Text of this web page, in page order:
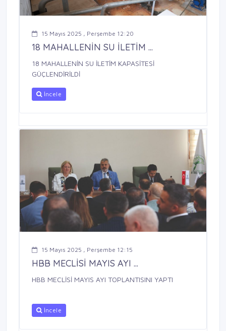
15 Mayıs 2025 , Perşembe 12:20
18 MAHALLENİN SU İLETİM ...
18 MAHALLENİN SU İLETİM KAPASİTESİ
GÜÇLENDİRİLDİ
İncele
15 Mayıs 2025 , Perşembe 12:15
HBB MECLİSİ MAYIS AYI ...
HBB MECLİSİ MAYIS AYI TOPLANTISINI YAPTI
İncele